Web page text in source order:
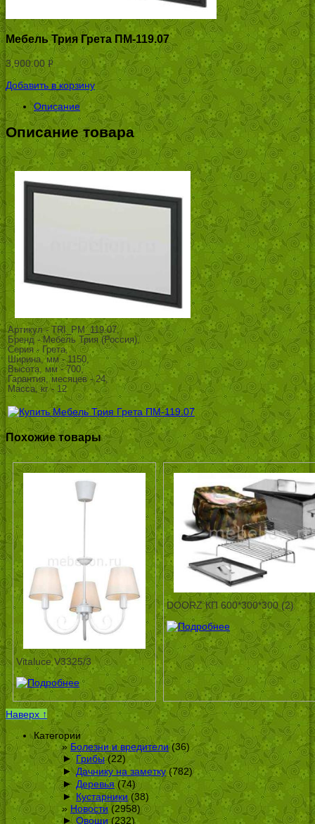
Мебель Трия Грета ПМ-119.07
3,900.00 Р
УБ.
Добавить в корзину
Описание
Описание товара
Артикул - TRI_PM_119.07,
Бренд - Мебель Трия (Россия),
Серия - Грета,
Ширина, мм - 1150,
Высота, мм - 700,
Гарантия, месяцев - 24,
Масса, кг - 12
Похожие товары
Vitaluce V3325/3
DOORZ КП 600*300*300 (2)
Наверх ↑
Категории
Болезни и вредители(36)
► Грибы(22)
► Дачнику на заметку(782)
► Деревья(74)
► Кустарники(38)
Новости(2958)
► Овощи(232)